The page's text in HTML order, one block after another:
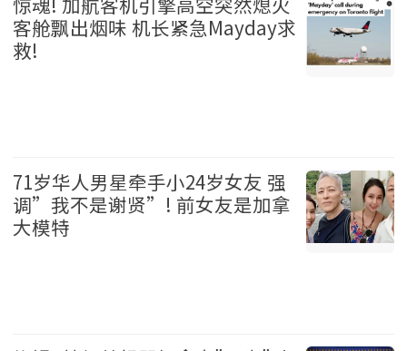
客舱飘出烟味 机长紧急Mayday求
救!
71岁华人男星牵手小24岁女友 强
调”我不是谢贤”! 前女友是加拿
大模特